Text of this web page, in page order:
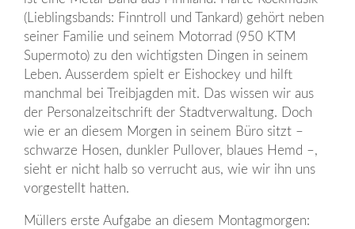
(Lieblingsbands: Finntroll und Tankard) gehört neben
seiner Familie und seinem Motorrad (950 KTM
Supermoto) zu den wichtigsten Dingen in seinem
Leben. Ausserdem spielt er Eishockey und hilft
manchmal bei Treibjagden mit. Das wissen wir aus
der Personalzeitschrift der Stadtverwaltung. Doch
wie er an diesem Morgen in seinem Büro sitzt –
schwarze Hosen, dunkler Pullover, blaues Hemd –,
sieht er nicht halb so verrucht aus, wie wir ihn uns
vorgestellt hatten.
Müllers erste Aufgabe an diesem Montagmorgen: